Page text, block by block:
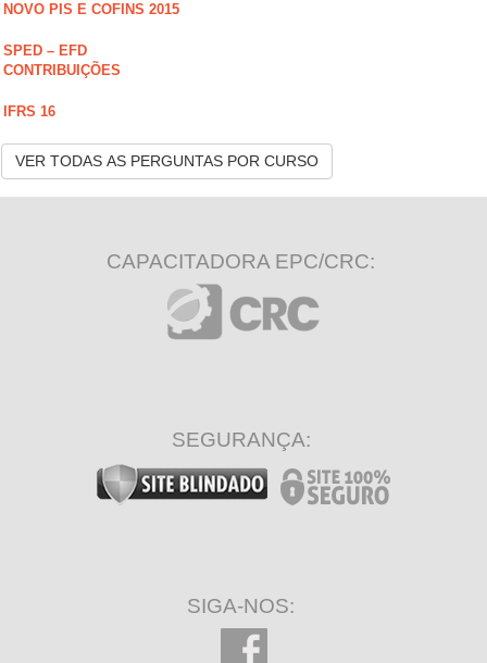
NOVO PIS E COFINS 2015
SPED – EFD
CONTRIBUIÇÕES
IFRS 16
VER TODAS AS PERGUNTAS POR CURSO
CAPACITADORA EPC/CRC:
SEGURANÇA:
SIGA-NOS: